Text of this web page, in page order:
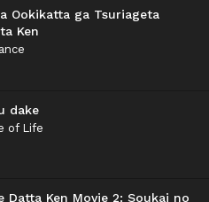
Ookikatta ga Tsuriageta
Ken
dake
of Life
Datta Ken Movie 2: Soukai no